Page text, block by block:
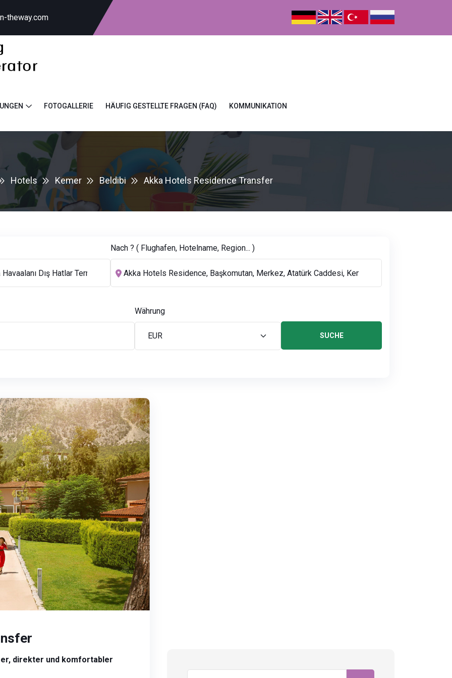
theway.com
FOTOGALLERIE HÄUFIG GESTELLTE FRAGEN (FAQ) KOMMUNIKATION
Hotels Kemer Beldibi Akka Hotels Residence Transfer
Nach ? ( Flughafen, Hotelname, Region... )
Währung
SUCHE
direkter und komfortabler